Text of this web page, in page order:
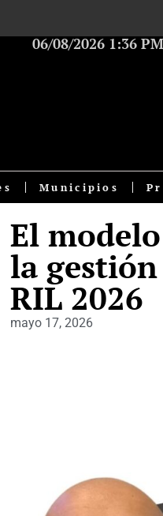
06/08/2026 1:36 PM
Municipios
El
la
RIL 2026
mayo 17, 2026